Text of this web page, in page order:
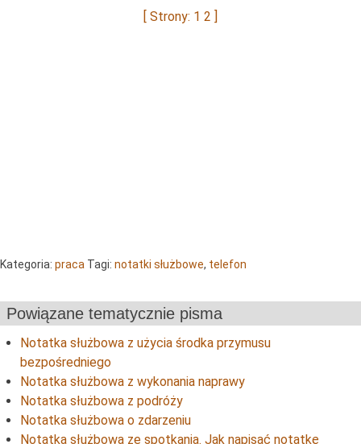
[ Strony: 1 2 ]
Kategoria: praca Tagi: notatki służbowe, telefon
Powiązane tematycznie pisma
Notatka służbowa z użycia środka przymusu
bezpośredniego
Notatka służbowa z wykonania naprawy
Notatka służbowa z podróży
Notatka służbowa o zdarzeniu
Notatka służbowa ze spotkania. Jak napisać notatkę